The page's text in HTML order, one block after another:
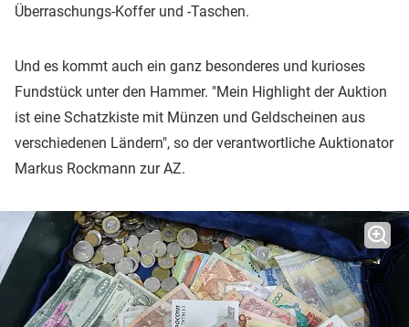
Überraschungs-Koffer und -Taschen.
Und es kommt auch ein ganz besonderes und kurioses
Fundstück unter den Hammer. "Mein Highlight der Auktion
ist eine Schatzkiste mit Münzen und Geldscheinen aus
verschiedenen Ländern", so der verantwortliche Auktionator
Markus Rockmann zur AZ.